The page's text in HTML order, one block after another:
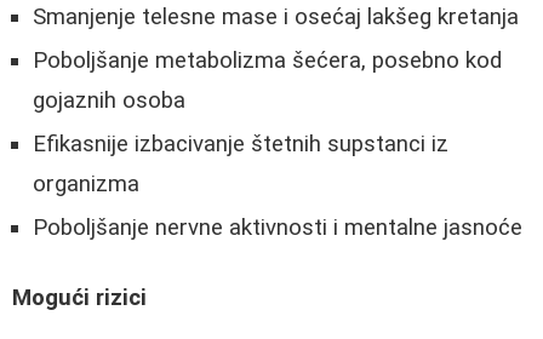
Smanjenje telesne mase i osećaj lakšeg kretanja
Poboljšanje metabolizma šećera, posebno kod
gojaznih osoba
Efikasnije izbacivanje štetnih supstanci iz
organizma
Poboljšanje nervne aktivnosti i mentalne jasnoće
Mogući rizici